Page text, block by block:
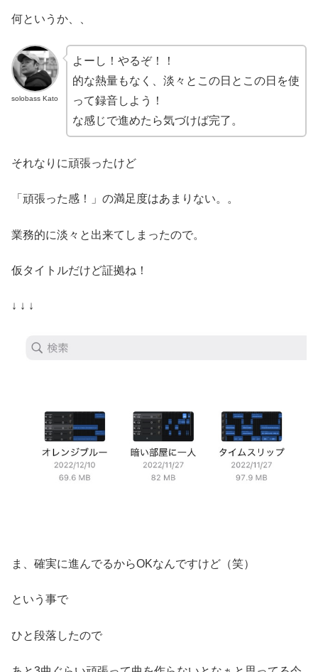
何というか、、
solobass Kato
よーし！やるぞ！！
的な熱量もなく、淡々とこの日とこの日を使
って録音しよう！
な感じで進めたら気づけば完了。
それなりに頑張ったけど
「頑張った感！」の満足度はあまりない。。
業務的に淡々と出来てしまったので。
仮タイトルだけど証拠ね！
↓ ↓ ↓
ま、確実に進んでるからOKなんですけど（笑）
という事で
ひと段落したので